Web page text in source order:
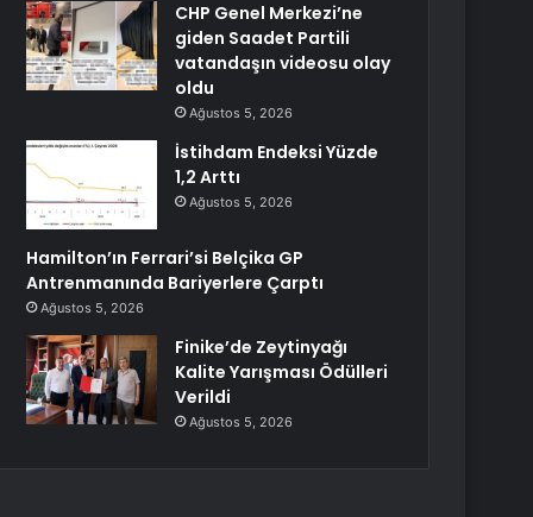
CHP Genel Merkezi’ne
giden Saadet Partili
vatandaşın videosu olay
oldu
Ağustos 5, 2026
İstihdam Endeksi Yüzde
1,2 Arttı
Ağustos 5, 2026
Hamilton’ın Ferrari’si Belçika GP
Antrenmanında Bariyerlere Çarptı
Ağustos 5, 2026
Finike’de Zeytinyağı
Kalite Yarışması Ödülleri
Verildi
Ağustos 5, 2026